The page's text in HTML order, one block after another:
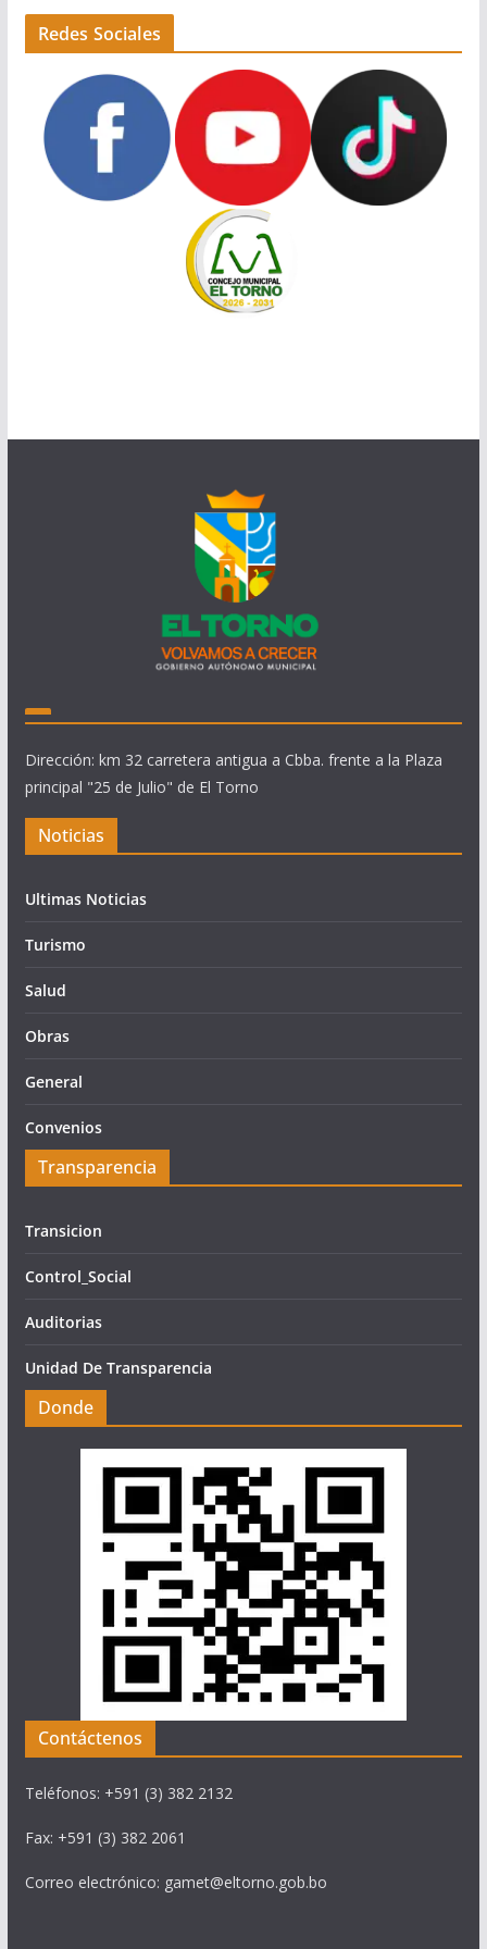
Redes Sociales
Dirección: km 32 carretera antigua a Cbba. frente a la Plaza
principal "25 de Julio" de El Torno
Noticias
Ultimas Noticias
Turismo
Salud
Obras
General
Convenios
Transparencia
Transicion
Control_Social
Auditorias
Unidad De Transparencia
Donde
Contáctenos
Teléfonos: +591 (3) 382 2132
Fax: +591 (3) 382 2061
Correo electrónico: gamet@eltorno.gob.bo